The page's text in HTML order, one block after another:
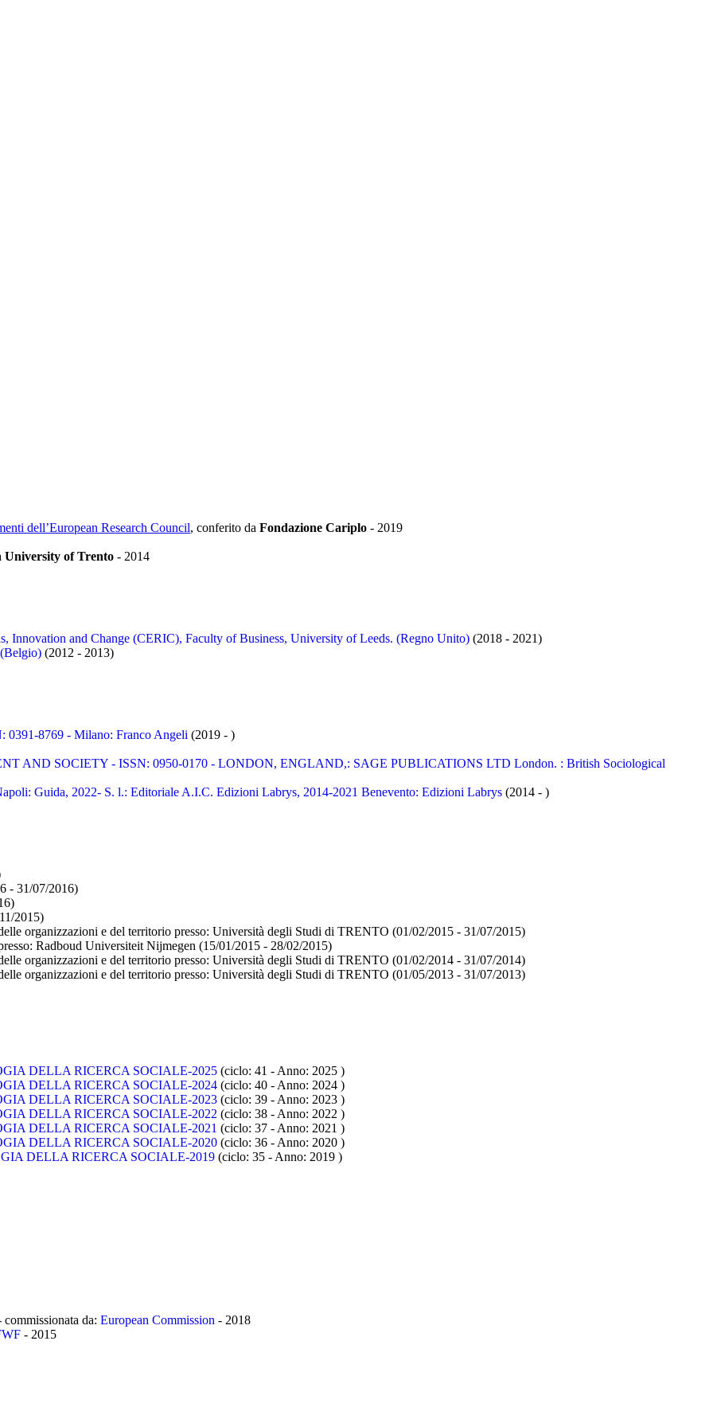
dell’European Research Council, conferito da Fondazione Cariplo - 2019
University of Trento - 2014
Innovation and Change (CERIC), Faculty of Business, University of Leeds. (Regno Unito) (2018 - 2021)
(2012 - 2013)
8769 - Milano: Franco Angeli (2019 - )
AND SOCIETY - ISSN: 0950-0170 - LONDON, ENGLAND,: SAGE PUBLICATIONS LTD London. : British Sociological
Guida, 2022- S. l.: Editoriale A.I.C. Edizioni Labrys, 2014-2021 Benevento: Edizioni Labrys (2014 - )
- 31/07/2016)
2015)
organizzazioni e del territorio presso: Università degli Studi di TRENTO (01/02/2015 - 31/07/2015)
Radboud Universiteit Nijmegen (15/01/2015 - 28/02/2015)
organizzazioni e del territorio presso: Università degli Studi di TRENTO (01/02/2014 - 31/07/2014)
organizzazioni e del territorio presso: Università degli Studi di TRENTO (01/05/2013 - 31/07/2013)
DELLA RICERCA SOCIALE-2025 (ciclo: 41 - Anno: 2025 )
DELLA RICERCA SOCIALE-2024 (ciclo: 40 - Anno: 2024 )
DELLA RICERCA SOCIALE-2023 (ciclo: 39 - Anno: 2023 )
DELLA RICERCA SOCIALE-2022 (ciclo: 38 - Anno: 2022 )
DELLA RICERCA SOCIALE-2021 (ciclo: 37 - Anno: 2021 )
DELLA RICERCA SOCIALE-2020 (ciclo: 36 - Anno: 2020 )
DELLA RICERCA SOCIALE-2019 (ciclo: 35 - Anno: 2019 )
da: European Commission - 2018
- 2015